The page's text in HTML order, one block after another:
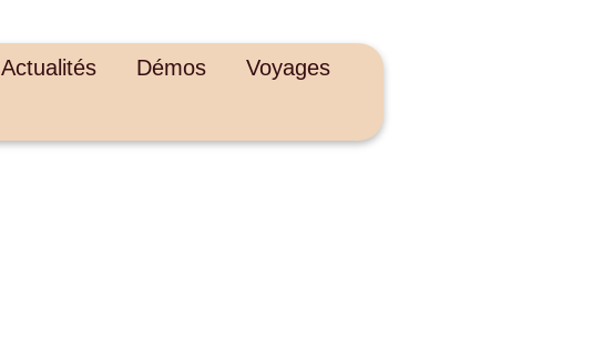
Actualités Démos
Voyages